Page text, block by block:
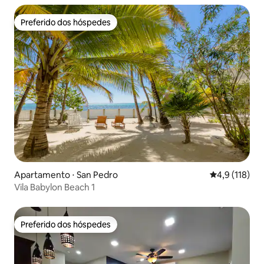
Preferido dos hóspedes
Preferido dos hóspedes
Apartamento ⋅ San Pedro 4,9 de uma
4,9 (118)
Vila Babylon Beach 1
Preferido dos hóspedes
Preferido dos hóspedes